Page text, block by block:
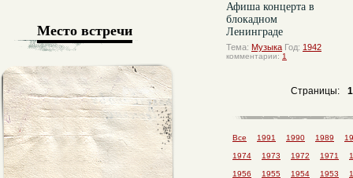
Афиша концерта в
блокадном
Ленинграде
Тема: Музыка Год: 1942
комментарии: 1
Страницы: 1
Все 1991 1990 1989
1974 1973 1972 1971
1956 1955 1954 1953
Место встречи